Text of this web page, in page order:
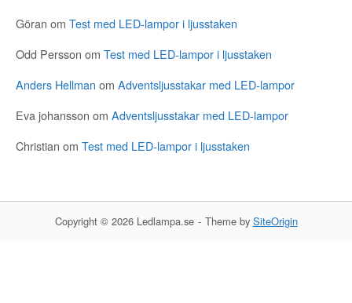
Göran om Test med LED-lampor i ljusstaken
Odd Persson om Test med LED-lampor i ljusstaken
Anders Hellman om Adventsljusstakar med LED-lampor
Eva johansson om Adventsljusstakar med LED-lampor
Christian om Test med LED-lampor i ljusstaken
Copyright © 2026 Ledlampa.se Theme by SiteOrigin